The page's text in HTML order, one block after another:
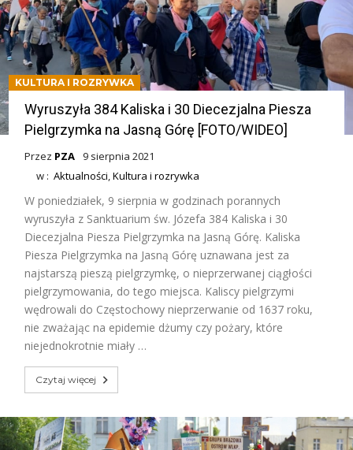
KULTURA I ROZRYWKA
Wyruszyła 384 Kaliska i 30 Diecezjalna Piesza
Pielgrzymka na Jasną Górę [FOTO/WIDEO]
Przez PZA
9 sierpnia 2021
w :Aktualności ,Kultura i rozrywka
W poniedziałek, 9 sierpnia w godzinach porannych
wyruszyła z Sanktuarium św. Józefa 384 Kaliska i 30
Diecezjalna Piesza Pielgrzymka na Jasną Górę. Kaliska
Piesza Pielgrzymka na Jasną Górę uznawana jest za
najstarszą pieszą pielgrzymkę, o nieprzerwanej ciągłości
pielgrzymowania, do tego miejsca. Kaliscy pielgrzymi
wędrowali do Częstochowy nieprzerwanie od 1637 roku,
nie zważając na epidemie dżumy czy pożary, które
niejednokrotnie miały …
Czytaj więcej